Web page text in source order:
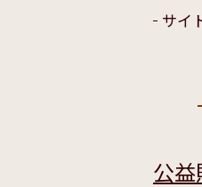
サイ
公